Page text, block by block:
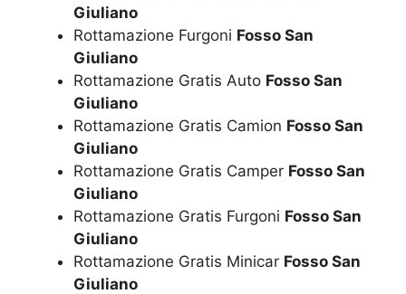
Giuliano
Rottamazione Furgoni Fosso San
Giuliano
Rottamazione Gratis Auto Fosso San
Giuliano
Rottamazione Gratis Camion Fosso San
Giuliano
Rottamazione Gratis Camper Fosso San
Giuliano
Rottamazione Gratis Furgoni Fosso San
Giuliano
Rottamazione Gratis Minicar Fosso San
Giuliano